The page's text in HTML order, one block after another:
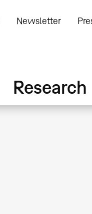
Newsletter
Research